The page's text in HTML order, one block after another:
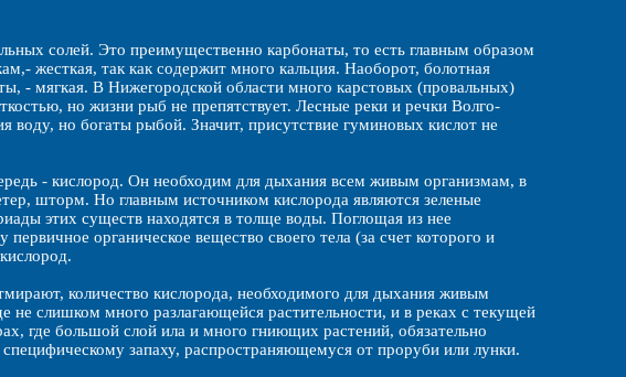
солей. Это преимущественно карбонаты, то есть главным образом
жесткая, так как содержит много кальция. Наоборот, болотная
- мягкая. В Нижегородской области много карстовых (провальных)
но жизни рыб не препятствует. Лесные реки и речки Волго-
но богаты рыбой. Значит, присутствие гуминовых кислот не
- кислород. Он необходим для дыхания всем живым организмам, в
шторм. Но главным источником кислорода являются зеленые
этих существ находятся в толще воды. Поглощая из нее
органическое вещество своего тела (за счет которого и
количество кислорода, необходимого для дыхания живым
слишком много разлагающейся растительности, и в реках с текущей
где большой слой ила и много гниющих растений, обязательно
запаху, распространяющемуся от проруби или лунки.